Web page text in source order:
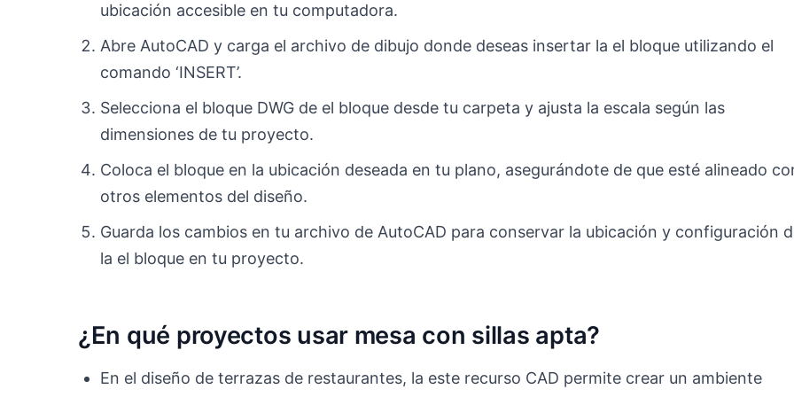
ubicación accesible en tu computadora.
Abre AutoCAD y carga el archivo de dibujo donde deseas insertar la el bloque utilizando el
comando ‘INSERT’.
Selecciona el bloque DWG de el bloque desde tu carpeta y ajusta la escala según las
dimensiones de tu proyecto.
Coloca el bloque en la ubicación deseada en tu plano, asegurándote de que esté alineado
otros elementos del diseño.
Guarda los cambios en tu archivo de AutoCAD para conservar la ubicación y configuración
la el bloque en tu proyecto.
¿En qué proyectos usar mesa con sillas apta?
En el diseño de terrazas de restaurantes, la este recurso CAD permite crear un ambiente